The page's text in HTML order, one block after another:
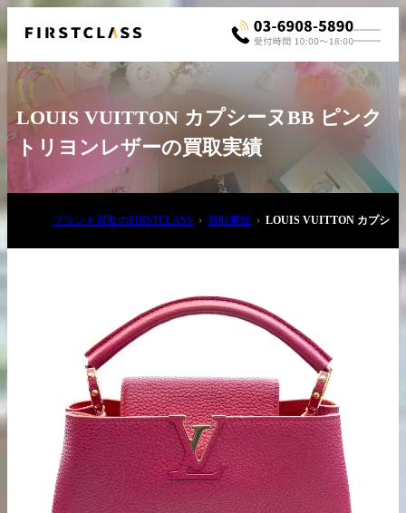
出張買取の
お申込み
宅配買取の
お申込み
LOUIS VUITTON カプシーヌBB ピンク
トリヨンレザーの買取実績
ブランド買取のFIRSTCLASS 買取実績 LOUIS VUITTON カプシー